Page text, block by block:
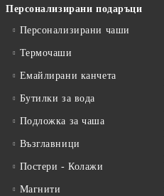
Персонализирани подаръци
Персонализирани чаши
Термочаши
Емайлирани канчета
Бутилки за вода
Подложка за чаша
Възглавници
Постери - Колажи
Магнити